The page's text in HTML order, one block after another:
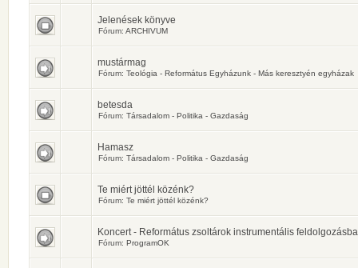
Jelenések könyve
Fórum: ARCHIVUM
mustármag
Fórum: Teológia - Református Egyházunk - Más keresztyén egyházak
betesda
Fórum: Társadalom - Politika - Gazdaság
Hamasz
Fórum: Társadalom - Politika - Gazdaság
Te miért jöttél közénk?
Fórum: Te miért jöttél közénk?
Koncert - Református zsoltárok instrumentális
Fórum: ProgramOK